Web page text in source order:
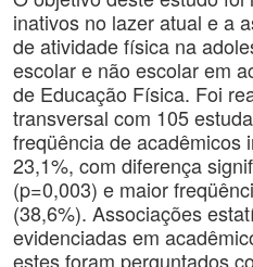
inativos no lazer atual e a
de atividade física na
escolar e não escolar em
de Educação Física. Foi
transversal com 105
freqüência de acadêmicos
23,1%, com diferença
(p=0,003) e maior
(38,6%). Associações
evidenciadas em
estes foram perguntados